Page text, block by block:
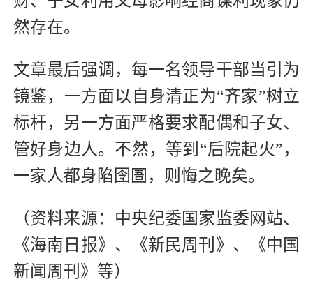
然存在。
文章最后强调，每一名领导干部当引为
镜鉴，一方面以自身清正为“齐家”树立
标杆，另一方面严格要求配偶和子女、
管好身边人。不然，等到“后院起火”，
一家人都身陷囹圄，则悔之晚矣。
（资料来源：中央纪委国家监委网站、
《海南日报》、《新民周刊》、《中国
新闻周刊》等）